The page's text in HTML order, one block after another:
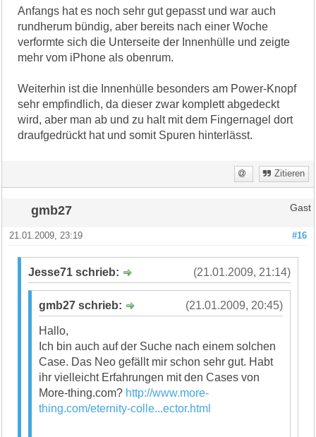
Anfangs hat es noch sehr gut gepasst und war auch
rundherum bündig, aber bereits nach einer Woche
verformte sich die Unterseite der Innenhülle und zeigte
mehr vom iPhone als obenrum.
Weiterhin ist die Innenhülle besonders am Power-Knopf
sehr empfindlich, da dieser zwar komplett abgedeckt
wird, aber man ab und zu halt mit dem Fingernagel dort
draufgedrückt hat und somit Spuren hinterlässt.
Zitieren
gmb27 Gast
#16
21.01.2009, 23:19
(21.01.2009, 21:14)
Jesse71 schrieb:
(21.01.2009, 20:45)
gmb27 schrieb:
Hallo,
Ich bin auch auf der Suche nach einem solchen
Case. Das Neo gefällt mir schon sehr gut. Habt
ihr vielleicht Erfahrungen mit den Cases von
More-thing.com? http://www.more-
thing.com/eternity-colle...ector.html